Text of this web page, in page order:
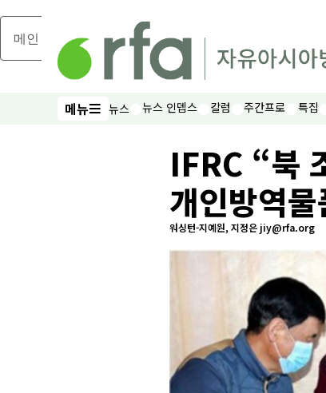
메인 콘텐츠로 건너뛰기
메뉴
메뉴 뉴스 뉴스 인뎁스 칼럼 주간프로 특집
IFRC “북
개인방역
워싱턴-지예원, 지정은 jiy@rfa.org